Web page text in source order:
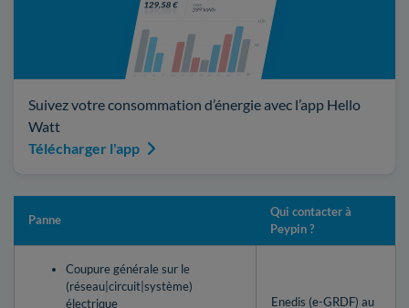
Suivez votre consommation d’énergie avec l’app Hello
Watt
Télécharger l'app
Panne
Qui contacter à
Peypin ?
Coupure générale sur le
(réseau|circuit|système)
électrique
Enedis (e-GRDF) au